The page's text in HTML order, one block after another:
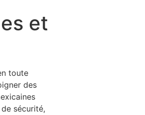
et
toute
des
sécurité,